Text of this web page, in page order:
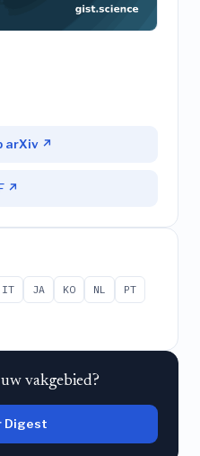
arXiv ↗
↗
IT JA KO NL
PT
vakgebied?
Digest